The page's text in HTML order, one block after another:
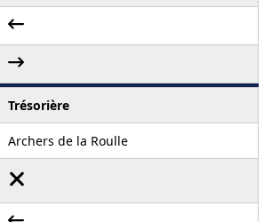
Trésorière
Archers de la Roulle